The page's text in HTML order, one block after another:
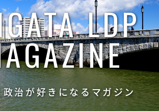
LDP
政治が好きになるマガジン